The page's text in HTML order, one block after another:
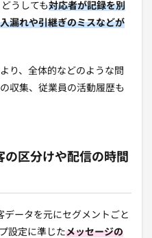
うしても対応者が記録を別
漏れや引継ぎのミスなどが
り、全体的などのような問
収集、従業員の活動履歴も
区分けや配信の時間
データを元にセグメントごと
設定に準じたメッセージの